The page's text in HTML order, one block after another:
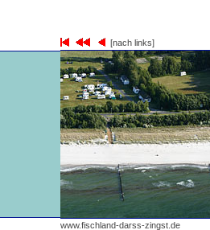
[nach links]
www.fischland-darss-zingst.de